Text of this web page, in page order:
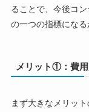
ることで、今後コ
の一つの指標になる
メリット①：費
まず大きなメリッ